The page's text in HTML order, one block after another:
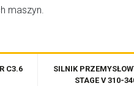
maszyn.
C3.6
SILNIK
STAGE V 310-